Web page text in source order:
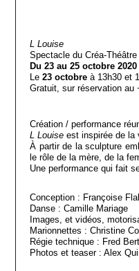
L Louise
Spectacle du Créa-Théâtre
Du 23 au 25 octobre 2020
Le 23 octobre à 13h30 et
Gratuit, sur réservation au
Création / performance
L Louise est inspirée de la
À partir de la sculpture
le rôle de la mère, de la
Une performance qui fait
Conception : Françoise
Danse : Camille Mariage
Images, et vidéos,
Marionnettes : Christine
Régie technique : Fred
Photos et teaser : Alex